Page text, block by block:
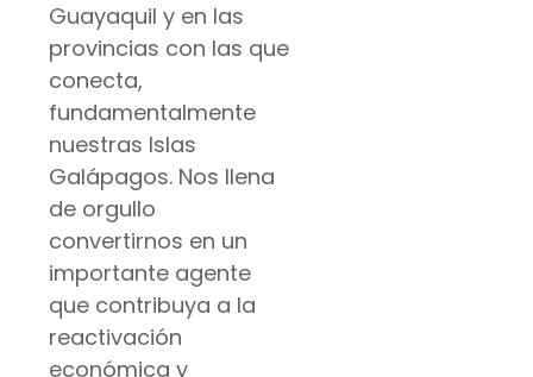
Guayaquil y en las
provincias con las que
conecta,
fundamentalmente
nuestras Islas
Galápagos. Nos llena
de orgullo
convertirnos en un
importante agente
que contribuya a la
reactivación
económica y